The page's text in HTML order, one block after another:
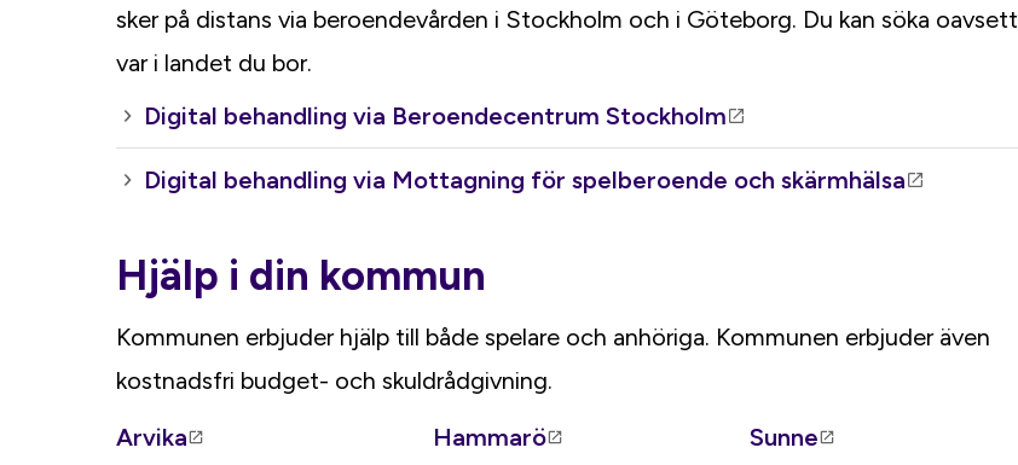
sker på distans via beroendevården i Stockholm och i Göteborg. Du kan söka oavsett
var i landet du bor.
Digital behandling via Beroendecentrum Stockholm
Digital behandling via Mottagning för spelberoende och skärmhälsa
Hjälp i din kommun
Kommunen erbjuder hjälp till både spelare och anhöriga. Kommunen erbjuder även
kostnadsfri budget- och skuldrådgivning.
Arvika
Hammarö
Sunne